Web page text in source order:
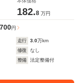
182.8 万円
円
走行 3.0万km
修復
なし
整備
法定整備付